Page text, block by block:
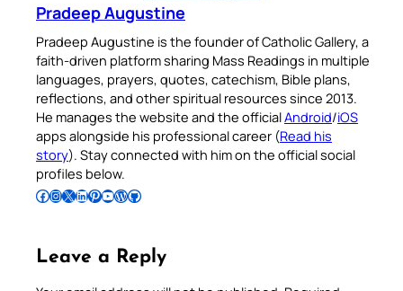
Pradeep Augustine
Pradeep Augustine is the founder of Catholic Gallery, a
faith-driven platform sharing Mass Readings in multiple
languages, prayers, quotes, catechism, Bible plans,
reflections, and other spiritual resources since 2013.
He manages the website and the officialAndroid/iOS
apps alongside his professional career (Read his
story). Stay connected with him on the official social
profiles below.
Follow Pradeep on Facebook Follow Pradeep on InstagramFollow Pradeep on X Follow Pradeep on LinkedIn Follow Pradeep on Pinterest Subscribe to Pradeep’s Youtube Channel Follow Pradeep on WordPress Follow Pradeep on GitHub
Leave a Reply